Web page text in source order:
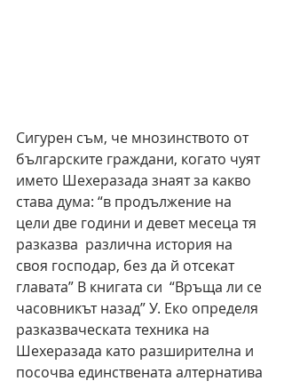
Сигурен съм, че мнозинството от
българските граждани, когато чуят
името Шехеразада знаят за какво
става дума: “в продължение на
цели две години и девет месеца тя
разказва  различна история на
своя господар, без да й отсекат
главата” В книгата си  “Връща ли се
часовникът назад” У. Еко определя
разказваческата техника на
Шехеразада като разширителна и
посочва единствената алтернатива